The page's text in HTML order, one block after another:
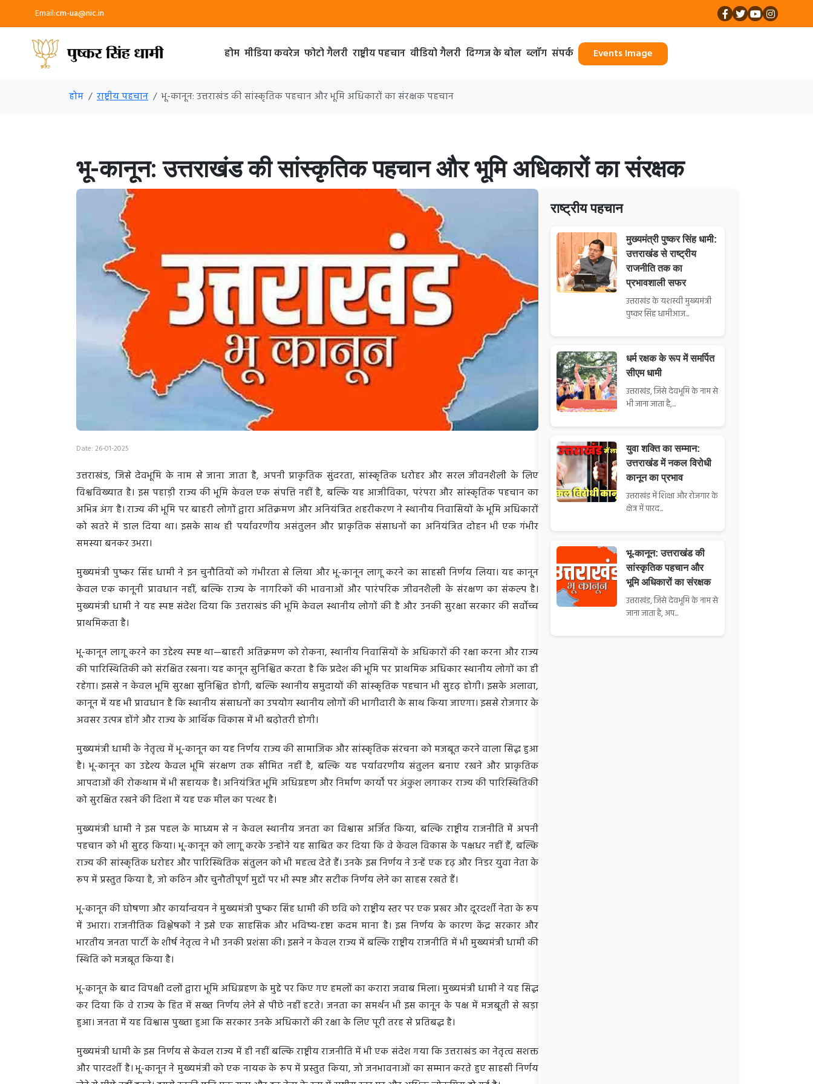
Email:cm-ua@nic.in
होम मीडिया कवरेज फोटो गैलरी राष्ट्रीय पहचान वीडियो गैलरी दिग्गज के बोल ब्लॉग संपर्क Events Image
होम राष्ट्रीय पहचान भू-कानून: उत्तराखंड की सांस्कृतिक पहचान और भूमि अधिकारों का संरक्षक पहचान
भू-कानून: उत्तराखंड की सांस्कृतिक पहचान और भूमि अधिकारों का संरक्षक
Date: 26-01-2025
उत्तराखंड, जिसे देवभूमि के नाम से जाना जाता है, अपनी प्राकृतिक सुंदरता, सांस्कृतिक धरोहर और सरल जीवनशैली के लिए
विश्वविख्यात है। इस पहाड़ी राज्य की भूमि केवल एक संपत्ति नहीं है, बल्कि यह आजीविका, परंपरा और सांस्कृतिक पहचान का
अभिन्न अंग है। राज्य की भूमि पर बाहरी लोगों द्वारा अतिक्रमण और अनियंत्रित शहरीकरण ने स्थानीय निवासियों के भूमि अधिकारों
को खतरे में डाल दिया था। इसके साथ ही पर्यावरणीय असंतुलन और प्राकृतिक संसाधनों का अनियंत्रित दोहन भी एक गंभीर
समस्या बनकर उभरा।
मुख्यमंत्री पुष्कर सिंह धामी ने इन चुनौतियों को गंभीरता से लिया और भू-कानून लागू करने का साहसी निर्णय लिया। यह कानून
केवल एक कानूनी प्रावधान नहीं, बल्कि राज्य के नागरिकों की भावनाओं और पारंपरिक जीवनशैली के संरक्षण का संकल्प है।
मुख्यमंत्री धामी ने यह स्पष्ट संदेश दिया कि उत्तराखंड की भूमि केवल स्थानीय लोगों की है और उनकी सुरक्षा सरकार की सर्वोच्च
प्राथमिकता है।
भू-कानून लागू करने का उद्देश्य स्पष्ट था—बाहरी अतिक्रमण को रोकना, स्थानीय निवासियों के अधिकारों की रक्षा करना और राज्य
की पारिस्थितिकी को संरक्षित रखना। यह कानून सुनिश्चित करता है कि प्रदेश की भूमि पर प्राथमिक अधिकार स्थानीय लोगों का ही
रहेगा। इससे न केवल भूमि सुरक्षा सुनिश्चित होगी, बल्कि स्थानीय समुदायों की सांस्कृतिक पहचान भी सुदृढ़ होगी। इसके अलावा,
कानून में यह भी प्रावधान है कि स्थानीय संसाधनों का उपयोग स्थानीय लोगों की भागीदारी के साथ किया जाएगा। इससे रोजगार के
अवसर उत्पन्न होंगे और राज्य के आर्थिक विकास में भी बढ़ोतरी होगी।
मुख्यमंत्री धामी के नेतृत्व में भू-कानून का यह निर्णय राज्य की सामाजिक और सांस्कृतिक संरचना को मजबूत करने वाला सिद्ध हुआ
है। भू-कानून का उद्देश्य केवल भूमि संरक्षण तक सीमित नहीं है, बल्कि यह पर्यावरणीय संतुलन बनाए रखने और प्राकृतिक
आपदाओं की रोकथाम में भी सहायक है। अनियंत्रित भूमि अधिग्रहण और निर्माण कार्यों पर अंकुश लगाकर राज्य की पारिस्थितिकी
को सुरक्षित रखने की दिशा में यह एक मील का पत्थर है।
मुख्यमंत्री धामी ने इस पहल के माध्यम से न केवल स्थानीय जनता का विश्वास अर्जित किया, बल्कि राष्ट्रीय राजनीति में अपनी
पहचान को भी सुदृढ़ किया। भू-कानून को लागू करके उन्होंने यह साबित कर दिया कि वे केवल विकास के पक्षधर नहीं हैं, बल्कि
राज्य की सांस्कृतिक धरोहर और पारिस्थितिक संतुलन को भी महत्व देते हैं। उनके इस निर्णय ने उन्हें एक दृढ़ और निडर युवा नेता के
रूप में प्रस्तुत किया है, जो कठिन और चुनौतीपूर्ण मुद्दों पर भी स्पष्ट और सटीक निर्णय लेने का साहस रखते हैं।
भू-कानून की घोषणा और कार्यान्वयन ने मुख्यमंत्री पुष्कर सिंह धामी की छवि को राष्ट्रीय स्तर पर एक प्रखर और दूरदर्शी नेता के रूप
में उभारा। राजनीतिक विश्लेषकों ने इसे एक साहसिक और भविष्य-दृष्टा कदम माना है। इस निर्णय के कारण केंद्र सरकार और
भारतीय जनता पार्टी के शीर्ष नेतृत्व ने भी उनकी प्रशंसा की। इसने न केवल राज्य में बल्कि राष्ट्रीय राजनीति में भी मुख्यमंत्री धामी की
स्थिति को मजबूत किया है।
भू-कानून के बाद विपक्षी दलों द्वारा भूमि अधिग्रहण के मुद्दे पर किए गए हमलों का करारा जवाब मिला। मुख्यमंत्री धामी ने यह सिद्ध
कर दिया कि वे राज्य के हित में सख्त निर्णय लेने से पीछे नहीं हटते। जनता का समर्थन भी इस कानून के पक्ष में मजबूती से खड़ा
हुआ। जनता में यह विश्वास पुख्ता हुआ कि सरकार उनके अधिकारों की रक्षा के लिए पूरी तरह से प्रतिबद्ध है।
मुख्यमंत्री धामी के इस निर्णय से केवल राज्य में ही नहीं बल्कि राष्ट्रीय राजनीति में भी एक संदेश गया कि उत्तराखंड का नेतृत्व सशक्त
और पारदर्शी है। भू-कानून ने मुख्यमंत्री को एक नायक के रूप में प्रस्तुत किया, जो जनभावनाओं का सम्मान करते हुए साहसी निर्णय
राष्ट्रीय पहचान
मुख्यमंत्री पुष्कर सिंह धामी:
उत्तराखंड से राष्ट्रीय
राजनीति तक का
प्रभावशाली सफर
उत्तराखंड के यशस्वी मुख्यमंत्री
पुष्कर सिंह धामीआज...
धर्म रक्षक के रूप में समर्पित
सीएम धामी
उत्तराखंड, जिसे देवभूमि के नाम से
भी जाना जाता है,...
युवा शक्ति का सम्मान:
उत्तराखंड में नकल विरोधी
कानून का प्रभाव
उत्तराखंड में शिक्षा और रोजगार के
क्षेत्र में पारद...
भू-कानून: उत्तराखंड की
सांस्कृतिक पहचान और
भूमि अधिकारों का संरक्षक
उत्तराखंड, जिसे देवभूमि के नाम से
जाना जाता है, अप...